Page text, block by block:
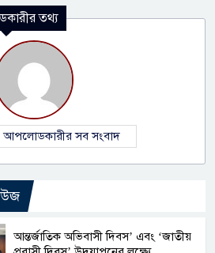
তথ্য
আপলোডকারীর সব সংবাদ
আন্তর্জাতিক অভিবাসী দিবস’ এবং ‘জাতীয়